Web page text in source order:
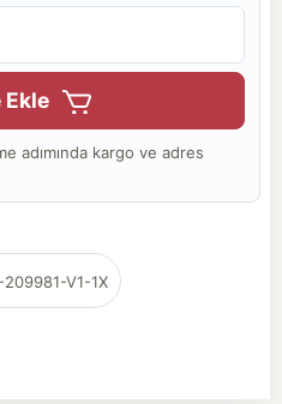
Ekle
adımında kargo ve adres
V1-1X